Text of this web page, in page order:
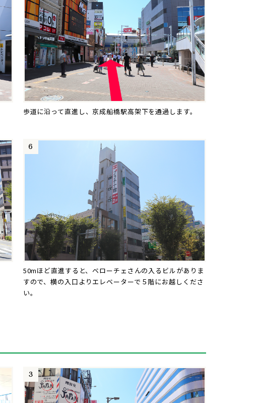
歩道に沿って直進し、京成船橋駅高架下を通過します。
50mほど直進すると、ベローチェさんの入るビルがありま
すので、横の入口よりエレベーターで５階にお越しくださ
い。